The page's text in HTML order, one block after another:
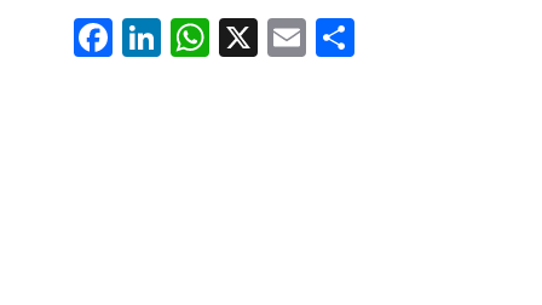
Fa
ce
Li
nk
W
ha
X E
m
Pa
rt